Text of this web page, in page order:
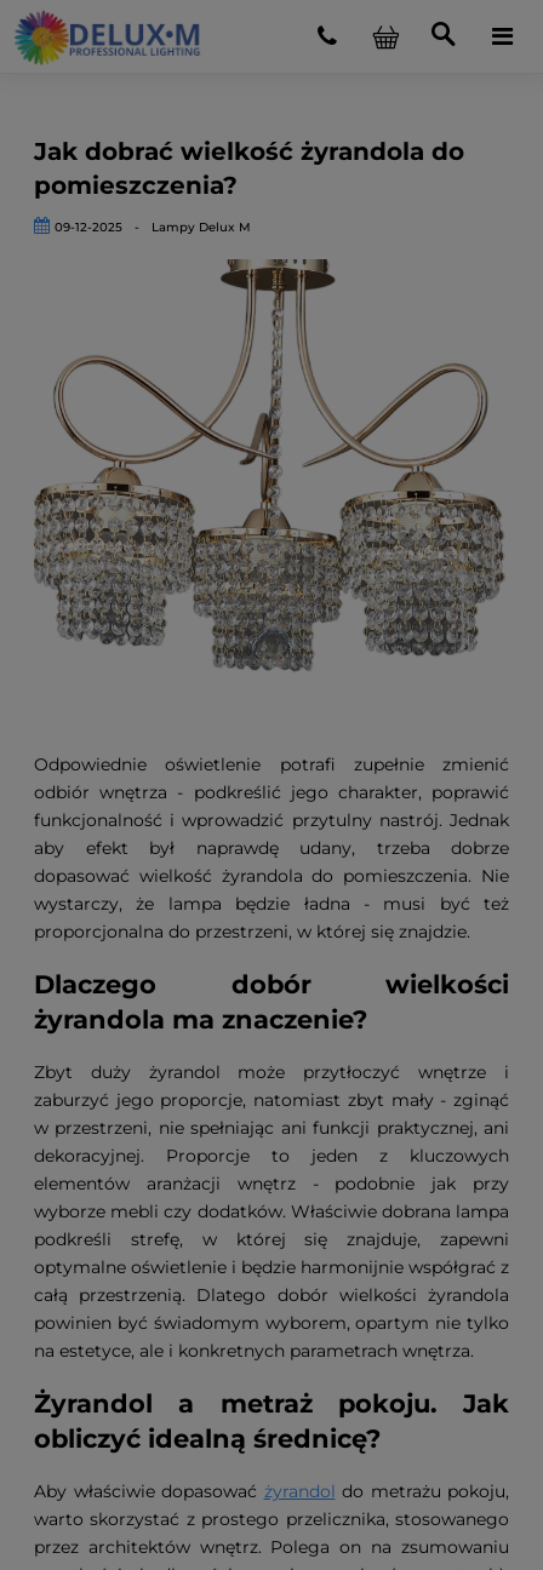
Jak dobrać wielkość żyrandola do
pomieszczenia?
09-12-2025 - Lampy Delux M
Odpowiednie oświetlenie potrafi zupełnie zmienić
odbiór wnętrza - podkreślić jego charakter, poprawić
funkcjonalność i wprowadzić przytulny nastrój. Jednak
aby efekt był naprawdę udany, trzeba dobrze
dopasować wielkość żyrandola do pomieszczenia. Nie
wystarczy, że lampa będzie ładna - musi być też
proporcjonalna do przestrzeni, w której się znajdzie.
Dlaczego dobór wielkości
żyrandola ma znaczenie?
Zbyt duży żyrandol może przytłoczyć wnętrze i
zaburzyć jego proporcje, natomiast zbyt mały - zginąć
w przestrzeni, nie spełniając ani funkcji praktycznej, ani
dekoracyjnej. Proporcje to jeden z kluczowych
elementów aranżacji wnętrz - podobnie jak przy
wyborze mebli czy dodatków. Właściwie dobrana lampa
podkreśli strefę, w której się znajduje, zapewni
optymalne oświetlenie i będzie harmonijnie współgrać z
całą przestrzenią. Dlatego dobór wielkości żyrandola
powinien być świadomym wyborem, opartym nie tylko
na estetyce, ale i konkretnych parametrach wnętrza.
Żyrandol a metraż pokoju. Jak
obliczyć idealną średnicę?
Aby właściwie dopasować żyrandol do metrażu pokoju,
warto skorzystać z prostego przelicznika, stosowanego
przez architektów wnętrz. Polega on na zsumowaniu